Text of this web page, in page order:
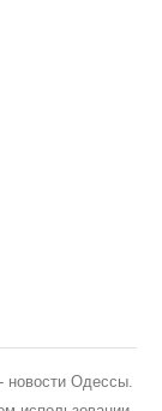
новости Одессы.